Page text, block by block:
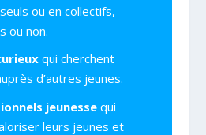
ou en collectifs,
ou non.
qui cherchent
d’autres jeunes.
jeunessequi
leurs jeunes et